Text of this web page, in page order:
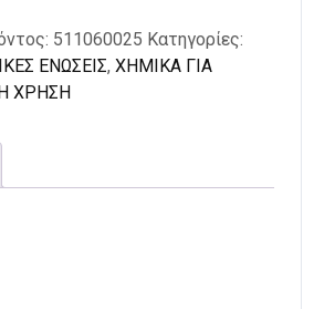
511060025 Κατηγορίες:
ΕΝΩΣΕΙΣ, ΧΗΜΙΚΑ ΓΙΑ
ΧΡΗΣΗ